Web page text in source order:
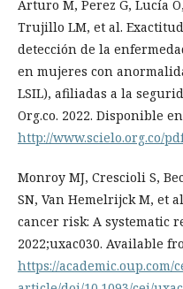
Arturo M, Perez G, Lucía
Trujillo LM, et al.
detección de la
en mujeres con
LSIL), afiliadas a la
Org.co. 2022. Disponible
http://www.scielo.org.co/
Monroy MJ, Crescioli S,
SN, Van Hemelrijck M, et
cancer risk: A systematic
2022;uxac030. Available
https://academic.oup.com/